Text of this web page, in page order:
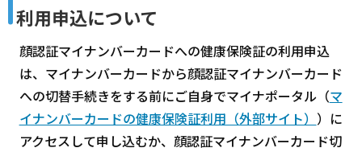
利用申込について
顔認証マイナンバーカードへの健康保険証の利用申込
は、マイナンバーカードから顔認証マイナンバーカード
への切替手続きをする前にご自身でマイナポータル（マ
イナンバーカードの健康保険証利用（外部サイト） ）に
アクセスして申し込むか、顔認証マイナンバーカード切